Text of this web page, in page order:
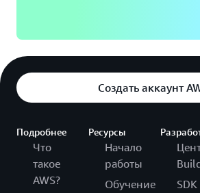
Создать аккаунт
Подробнее
Что
такое
AWS?
Ресурсы
Начало
работы
Обучение